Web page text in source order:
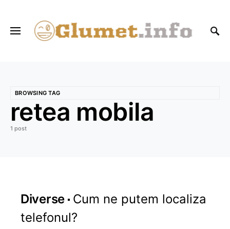
BROWSING TAG
retea mobila
1 post
Diverse Cum ne putem localiza
telefonul?